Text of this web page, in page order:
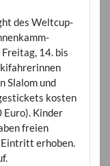
des Weltcup-
14. bis
Slalom und
kosten
Euro). Kinder
freien
erhoben.